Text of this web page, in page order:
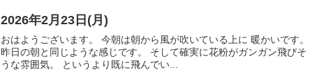
2026年2月23日(月)
おはようございます。 今朝は朝から風が吹いている上に 暖かいです。
昨日の朝と同じような感じです。 そして確実に花粉がガンガン飛びそ
うな雰囲気。 というより既に飛んでい...